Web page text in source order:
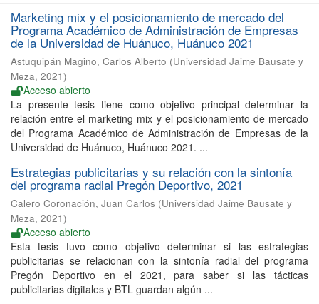
Marketing mix y el posicionamiento de mercado del
Programa Académico de Administración de Empresas
de la Universidad de Huánuco, Huánuco 2021
Astuquipán Magino, Carlos Alberto (Universidad Jaime Bausate y
Meza, 2021)
Acceso abierto
La presente tesis tiene como objetivo principal determinar la
relación entre el marketing mix y el posicionamiento de mercado
del Programa Académico de Administración de Empresas de la
Universidad de Huánuco, Huánuco 2021. ...
Estrategias publicitarias y su relación con la sintonía
del programa radial Pregón Deportivo, 2021
Calero Coronación, Juan Carlos (Universidad Jaime Bausate y
Meza, 2021)
Acceso abierto
Esta tesis tuvo como objetivo determinar si las estrategias
publicitarias se relacionan con la sintonía radial del programa
Pregón Deportivo en el 2021, para saber si las tácticas
publicitarias digitales y BTL guardan algún ...